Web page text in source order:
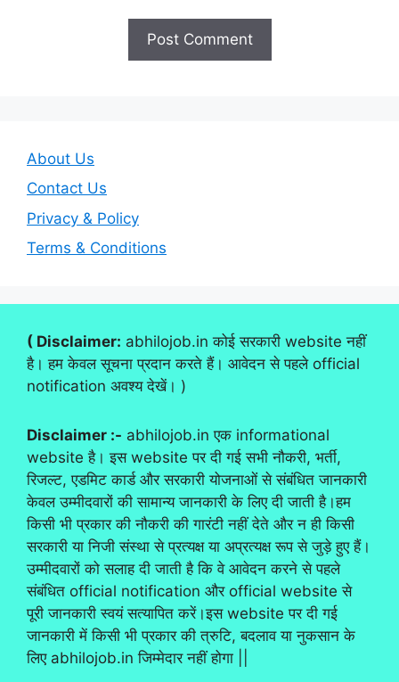
About Us
Contact Us
Privacy & Policy
Terms & Conditions
( Disclaimer: abhilojob.in कोई सरकारी website नहीं
है। हम केवल सूचना प्रदान करते हैं। आवेदन से पहले official
notification अवश्य देखें। )
Disclaimer :- abhilojob.in एक informational
website है। इस website पर दी गई सभी नौकरी, भर्ती,
रिजल्ट, एडमिट कार्ड और सरकारी योजनाओं से संबंधित जानकारी
केवल उम्मीदवारों की सामान्य जानकारी के लिए दी जाती है।हम
किसी भी प्रकार की नौकरी की गारंटी नहीं देते और न ही किसी
सरकारी या निजी संस्था से प्रत्यक्ष या अप्रत्यक्ष रूप से जुड़े हुए हैं।
उम्मीदवारों को सलाह दी जाती है कि वे आवेदन करने से पहले
संबंधित official notification और official website से
पूरी जानकारी स्वयं सत्यापित करें।इस website पर दी गई
जानकारी में किसी भी प्रकार की त्रुटि, बदलाव या नुकसान के
लिए abhilojob.in जिम्मेदार नहीं होगा ||